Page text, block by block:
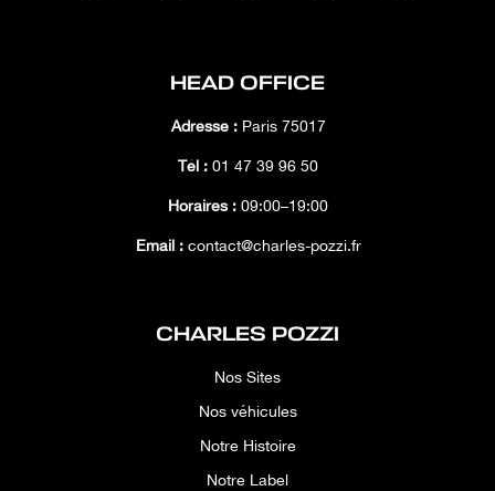
HEAD OFFICE
Adresse :Paris 75017
Tél : 01 47 39 96 50
Horaires : 09:00–19:00
Email :contact@charles-pozzi.fr
CHARLES POZZI
Nos Sites
Nos véhicules
Notre Histoire
Notre Label